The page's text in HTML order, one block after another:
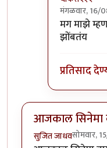
मंगळवार, 16/
In reply to
मग माझे
झोंबतंय
प्रतिसाद
आजकाल सिनेमा
सुजित जाधवसोमवार,